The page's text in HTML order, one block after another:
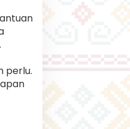
perlu.